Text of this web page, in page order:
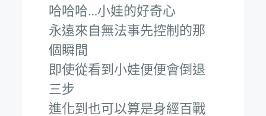
哈哈哈…小娃的好奇心
永遠來自無法事先控制的那
個瞬間
即使從看到小娃便便會倒退
三步
進化到也可以算是身經百戰